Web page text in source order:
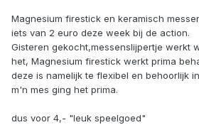
Magnesium firestick en keramisch
iets van 2 euro deze week bij de action.
Gisteren gekocht,messenslijpertje werkt
het, Magnesium firestick werkt prima
deze is namelijk te flexibel en behoorlijk
m'n mes ging het prima.
dus voor 4,- "leuk speelgoed"